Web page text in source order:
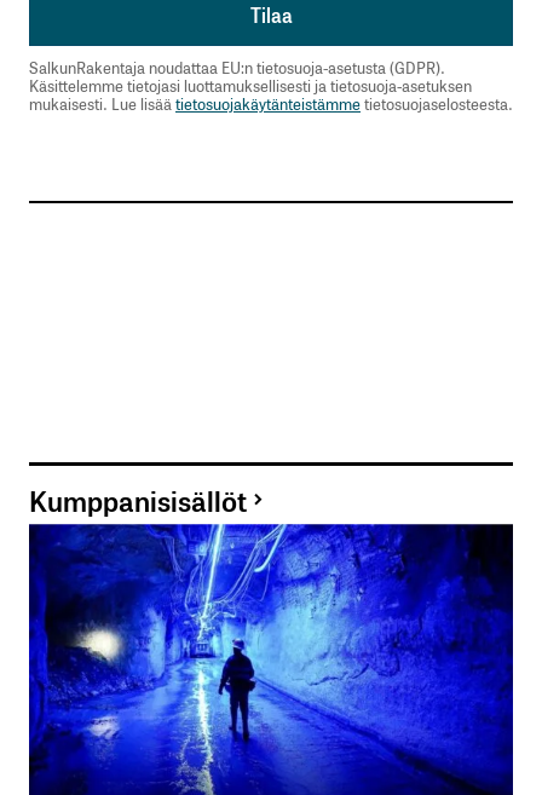
SalkunRakentaja noudattaa EU:n tietosuoja-asetusta (GDPR).
Käsittelemme tietojasi luottamuksellisesti ja tietosuoja-asetuksen
mukaisesti. Lue lisää tietosuojakäytänteistämmetietosuojaselosteesta.
Kumppanisisällöt